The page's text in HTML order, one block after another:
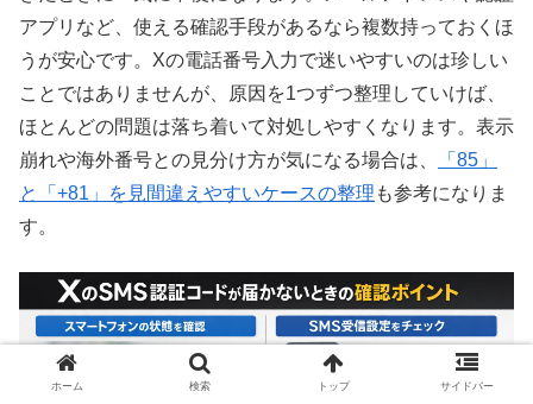
アプリなど、使える確認手段があるなら複数持っておくほ
うが安心です。Xの電話番号入力で迷いやすいのは珍しい
ことではありませんが、原因を1つずつ整理していけば、
ほとんどの問題は落ち着いて対処しやすくなります。表示
崩れや海外番号との見分け方が気になる場合は、
「85」
と「+81」を見間違えやすいケースの整理 も参考になりま
す。
ホーム 検索 トップ サイドバー